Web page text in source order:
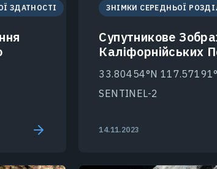
ЗДАТНОСТІ ЗНІМКИ СЕРЕДНЬОЇ
Супутникове
Каліфорнійських
33.80454°N
SENTINEL-2
14.11.2023